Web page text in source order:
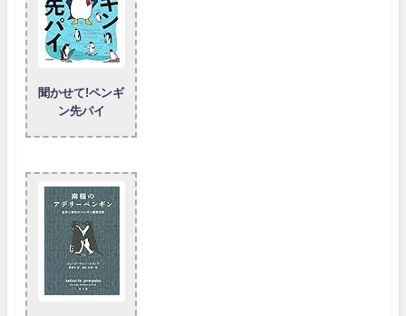
聞かせて!ペンギ
ン先パイ